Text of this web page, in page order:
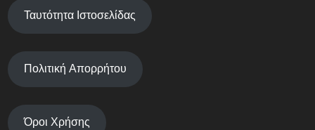
Ταυτότητα Ιστοσελίδας
Πολιτική Απορρήτου
Όροι Χρήσης